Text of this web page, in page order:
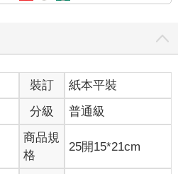
裝訂
紙本平裝
分級 普通級
商品規
格
25開15*21cm